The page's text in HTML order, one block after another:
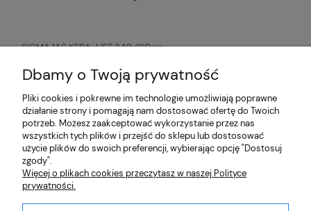
SIGMA 1A6 KERA-LIFT 340x160cm
wielkoformatowych
O nas
Partnerzy
Płatności i dostawa
Dbamy o Twoją prywatność
Pliki cookies i pokrewne im technologie umożliwiają poprawne
działanie strony i pomagają nam dostosować ofertę do Twoich
potrzeb. Możesz zaakceptować wykorzystanie przez nas
wszystkich tych plików i przejść do sklepu lub dostosować
użycie plików do swoich preferencji, wybierając opcję "Dostosuj
zgody".
Więcej o plikach cookies przeczytasz w naszej Polityce
prywatności.